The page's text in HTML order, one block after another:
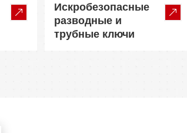
Искробезопасные
разводные и
трубные ключи